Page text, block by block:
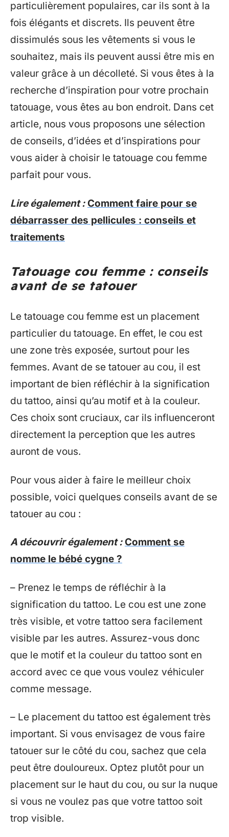
particulièrement populaires, car ils sont à la
fois élégants et discrets. Ils peuvent être
dissimulés sous les vêtements si vous le
souhaitez, mais ils peuvent aussi être mis en
valeur grâce à un décolleté. Si vous êtes à la
recherche d’inspiration pour votre prochain
tatouage, vous êtes au bon endroit. Dans cet
article, nous vous proposons une sélection
de conseils, d’idées et d’inspirations pour
vous aider à choisir le tatouage cou femme
parfait pour vous.
Lire également : Comment faire pour se
débarrasser des pellicules : conseils et
traitements
Tatouage cou femme : conseils
avant de se tatouer
Le tatouage cou femme est un placement
particulier du tatouage. En effet, le cou est
une zone très exposée, surtout pour les
femmes. Avant de se tatouer au cou, il est
important de bien réfléchir à la signification
du tattoo, ainsi qu’au motif et à la couleur.
Ces choix sont cruciaux, car ils influenceront
directement la perception que les autres
auront de vous.
Pour vous aider à faire le meilleur choix
possible, voici quelques conseils avant de se
tatouer au cou :
A découvrir également : Comment se
nomme le bébé cygne ?
– Prenez le temps de réfléchir à la
signification du tattoo. Le cou est une zone
très visible, et votre tattoo sera facilement
visible par les autres. Assurez-vous donc
que le motif et la couleur du tattoo sont en
accord avec ce que vous voulez véhiculer
comme message.
– Le placement du tattoo est également très
important. Si vous envisagez de vous faire
tatouer sur le côté du cou, sachez que cela
peut être douloureux. Optez plutôt pour un
placement sur le haut du cou, ou sur la nuque
si vous ne voulez pas que votre tattoo soit
trop visible.